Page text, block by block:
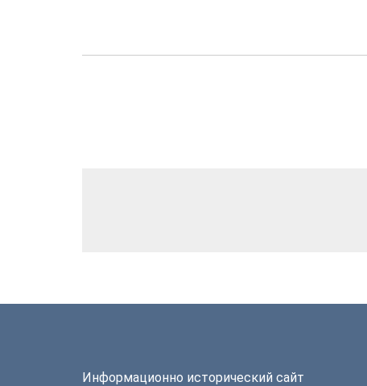
Информационно исторический сайт